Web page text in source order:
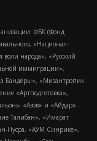
ФБК (Фонд
«Национал-
народа», «Русский
иммиграции»,
Бандеры», «Мизантропик
«Артподготовка»,
«Азов» и «Айдар».
Талибан», «Имарат
Нусра, «АУМ Синрике»,